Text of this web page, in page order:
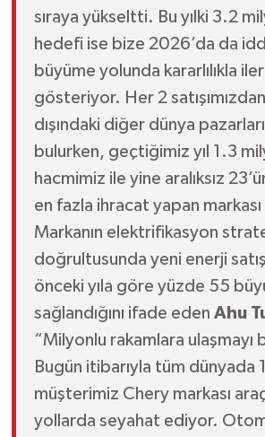
sıraya yükseltti. Bu yılki 3.2
hedefi ise bize 2026’da da
büyüme yolunda kararlılıkla
gösteriyor. Her 2 satışımızdan
dışındaki diğer dünya
bulurken, geçtiğimiz yıl 1.3
hacmimiz ile yine aralıksız
en fazla ihracat yapan
Markanın elektrifikasyon
doğrultusunda yeni enerji
önceki yıla göre yüzde 55
sağlandığını ifade eden Ahu
“Milyonlu rakamlara ulaşmayı
Bugün itibarıyla tüm dünyada
müşterimiz Chery markası
yollarda seyahat ediyor.